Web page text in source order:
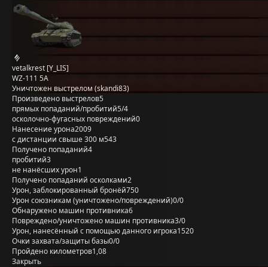
vetalkrest [Y_LIS]
WZ-111 5A
Уничтожен выстрелом (skandi83)
Произведено выстрелов5
прямых попаданий/пробитий5/4
осколочно-фугасных повреждений0
Нанесение урона2009
с дистанции свыше 300 м543
Получено попаданий4
пробитий3
не нанёсших урон1
Получено попаданий осколками2
Урон, заблокированный бронёй750
Урон союзникам (уничтожено/повреждений)0/0
Обнаружено машин противника6
Повреждено/уничтожено машин противника3/0
Урон, нанесённый с помощью данного игрока1520
Очки захвата/защиты базы0/0
Пройдено километров1,08
Закрыть